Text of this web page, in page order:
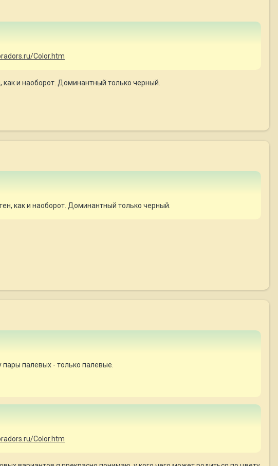
Color.htm
и наоборот. Доминантный только черный.
как и наоборот. Доминантный только черный.
палевых - только палевые.
Color.htm